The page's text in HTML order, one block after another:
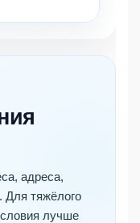
адреса,
Для тяжёлого
лучше